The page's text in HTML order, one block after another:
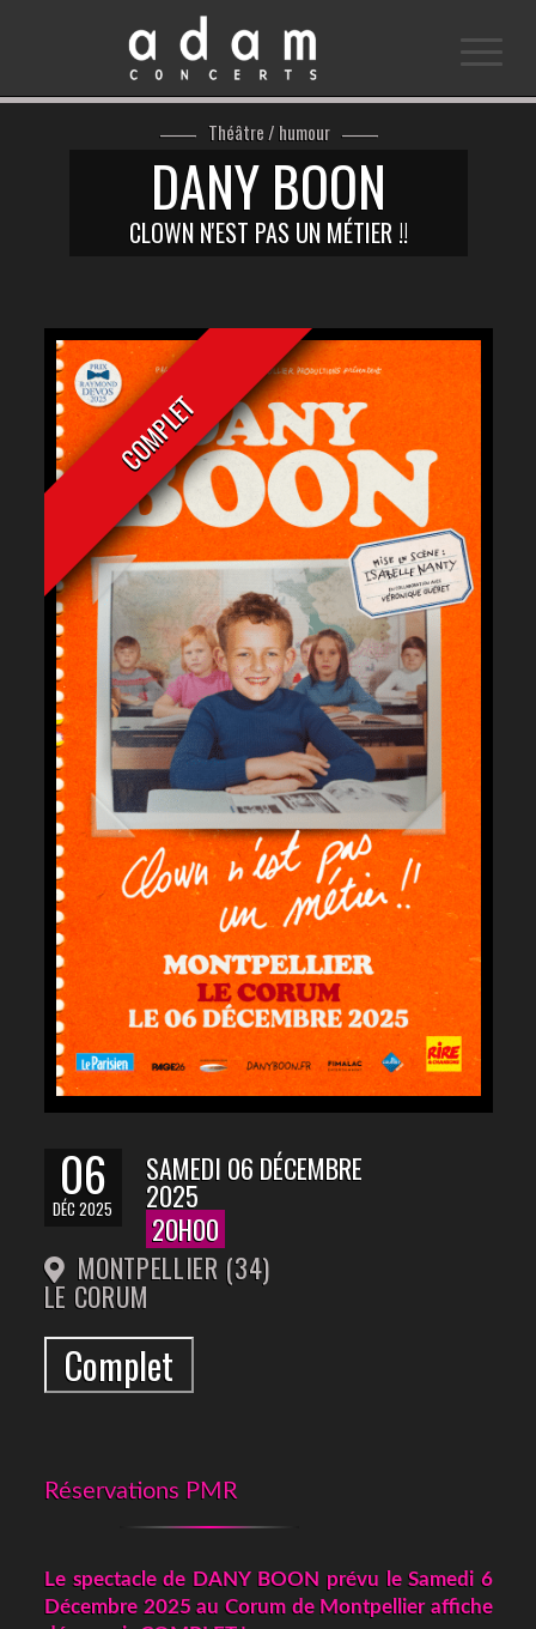
Théâtre / humour
DANY BOON
CLOWN N'EST PAS UN MÉTIER !!
COMPLET
06
DÉC 2025
SAMEDI 06 DÉCEMBRE
2025
20H00
MONTPELLIER (34)
LE CORUM
Complet
Réservations PMR
Le spectacle de DANY BOON prévu le Samedi 6
Décembre 2025 au Corum de Montpellier affiche